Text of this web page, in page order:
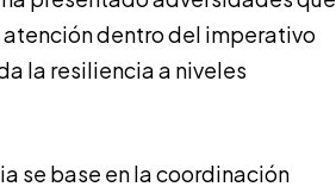
atención dentro del imperativo
la resiliencia a niveles
se base en la coordinación